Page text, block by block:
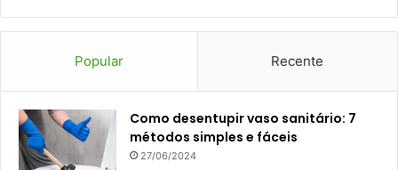
Popular Recente
Como desentupir vaso sanitário: 7
métodos simples e fáceis
27/06/2024